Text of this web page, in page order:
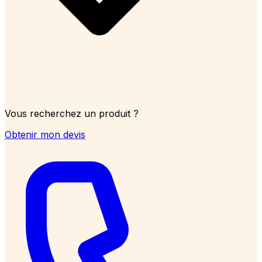
Vous recherchez un produit ?
Obtenir mon devis